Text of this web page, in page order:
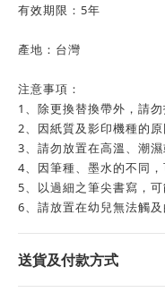
有效期限：5年
產地：台灣
注意事項：
1、除更換替換帶外，請
2、因紙質及影印機種的
3、請勿放置在高溫、潮
4、因筆種、墨水的不同
5、以過細之筆尖書寫，
6、請放置在幼兒無法觸
送貨及付款方式